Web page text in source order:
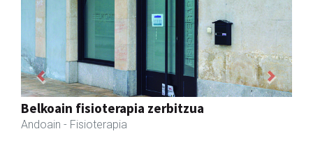
GF akademia
Andoain - Akademiak
Previous Next